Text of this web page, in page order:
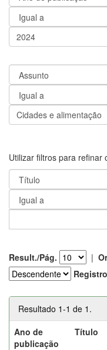
Utilizar filtros para refinar
Result./Pág. |
Resultado 1-1 de 1.
Ano de
publicação
Título